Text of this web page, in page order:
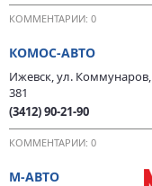
КОММЕНТАРИИ: 0
КОМОС-АВТО
Ижевск, ул. Коммунаров,
381
(3412) 90-21-90
КОММЕНТАРИИ: 0
М-АВТО